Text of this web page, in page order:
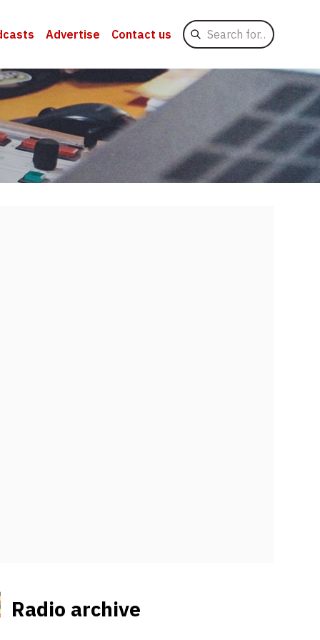
Advertise Contact us
Search
for
Radio archive